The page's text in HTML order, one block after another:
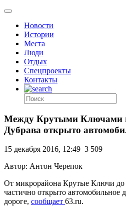
Новости
Истории
Места
Люди
Отдых
Спецпроекты
Контакты
Между Крутыми Ключами
Дубрава открыто
15 декабря 2016, 12:49 3 509
Автор: Антон Черепок
От микрорайона Крутые Ключи до
частично открыто автомобильное
дороге, сообщает 63.ru.